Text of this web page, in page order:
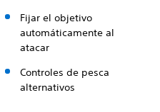
Fijar el objetivo
automáticamente al
atacar
Controles de pesca
alternativos